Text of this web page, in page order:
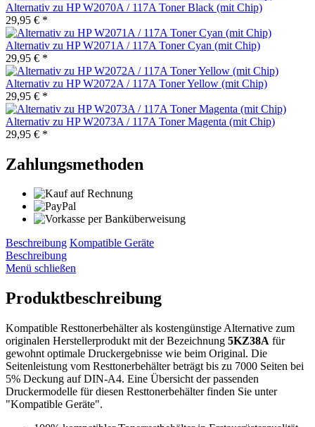
Alternativ zu HP W2070A / 117A Toner Black (mit Chip)
29,95 € *
Alternativ zu HP W2071A / 117A Toner Cyan (mit Chip)
29,95 € *
Alternativ zu HP W2072A / 117A Toner Yellow (mit Chip)
29,95 € *
Alternativ zu HP W2073A / 117A Toner Magenta (mit Chip)
29,95 € *
Zahlungsmethoden
Beschreibung Kompatible Geräte
Beschreibung
Menü schließen
Produktbeschreibung
Kompatible Resttonerbehälter als kostengünstige Alternative zum
originalen Herstellerprodukt mit der Bezeichnung 5KZ38A für
gewohnt optimale Druckergebnisse wie beim Original. Die
Seitenleistung vom Resttonerbehälter beträgt bis zu 7000 Seiten bei
5% Deckung auf DIN-A4. Eine Übersicht der passenden
Druckermodelle für diesen Resttonerbehälter finden Sie unter
"Kompatible Geräte".